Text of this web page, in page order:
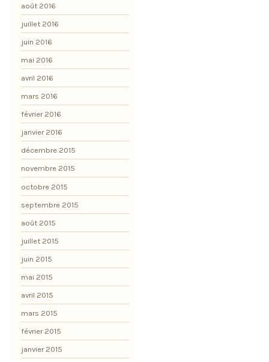
août 2016
juillet 2016
juin 2016
mai 2016
avril 2016
mars 2016
février 2016
janvier 2016
décembre 2015
novembre 2015
octobre 2015
septembre 2015
août 2015
juillet 2015
juin 2015
mai 2015
avril 2015
mars 2015
février 2015
janvier 2015